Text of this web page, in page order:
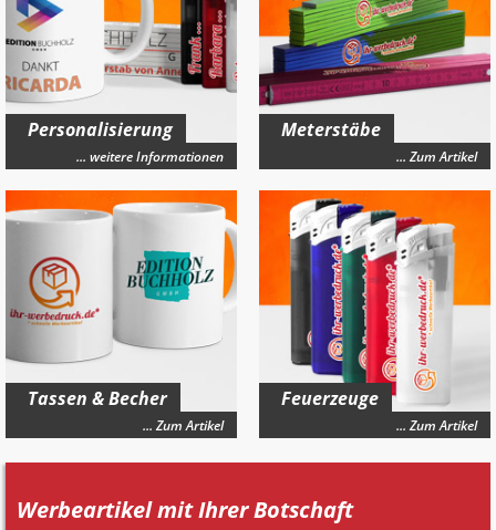
Personalisierung
... weitere Informationen
Meterstäbe
... Zum Artikel
Tassen & Becher
... Zum Artikel
Feuerzeuge
... Zum Artikel
Werbeartikel mit Ihrer Botschaft